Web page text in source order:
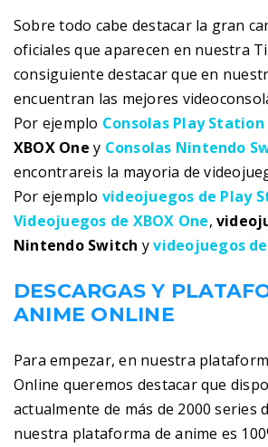
Sobre todo cabe destacar la gran
oficiales que aparecen en nuestra
consiguiente destacar que en
encuentran las mejores
Por ejemplo Consolas Play Station
XBOX One y Consolas Nintendo
encontrareis la mayoria de
Por ejemplo videojuegos de Play
Videojuegos de XBOX One,
Nintendo Switch yvideojuegos de
DESCARGAS Y
ANIME ONLINE
Para empezar, en nuestra
Online queremos destacar que
actualmente de más de 2000 series
nuestra plataforma de anime es